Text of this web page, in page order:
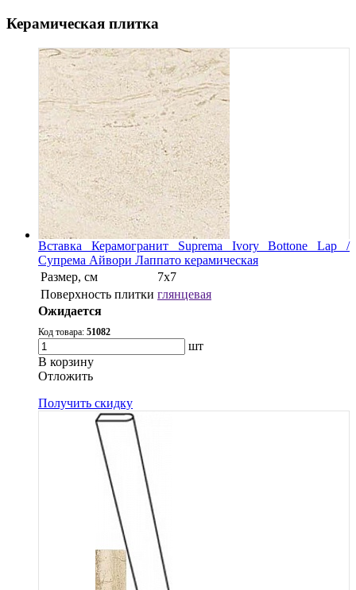
Керамическая плитка
Вставка Керамогранит Suprema Ivory Bottone Lap /
Супрема Айвори Лаппато керамическая
Размер, см
7х7
Поверхность плитки глянцевая
Ожидается
Код товара: 51082
шт
В корзину
Oтложить
Получить скидку